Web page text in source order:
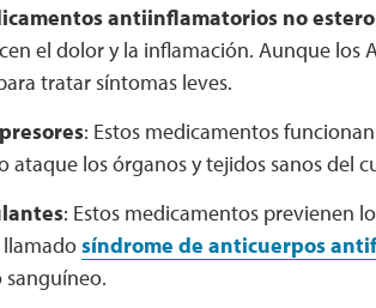
antiinflamatorios no
el dolor y la inflamación. Aunque los
tratar síntomas leves.
: Estos medicamentos
ataque los órganos y tejidos sanos del
: Estos medicamentos previenen
síndrome de anticuerpos